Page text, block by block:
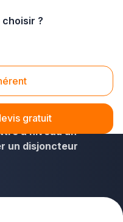
choisir ?
gratuit
le réseau de la
! Vous trouverez
à niveau un
un disjoncteur